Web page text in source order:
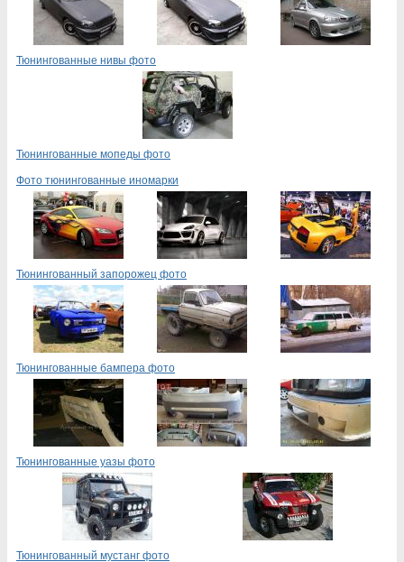
Тюнингованные нивы фото
Тюнингованные мопеды фото
Фото тюнингованные иномарки
Тюнингованный запорожец фото
Тюнингованные бампера фото
Тюнингованные уазы фото
Тюнингованный мустанг фото